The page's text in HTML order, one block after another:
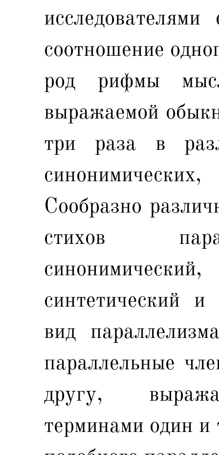
соотношение
род рифмы
выражаемой
три раза в
Сообразно
стихов
синтетический
вид
параллельные
другу,
терминами один